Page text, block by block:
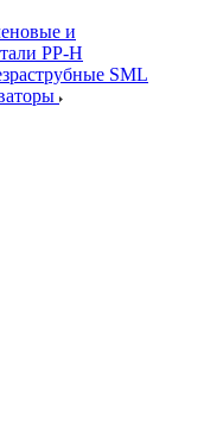
и
PP-H
SML